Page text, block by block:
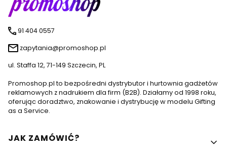
91 404 0557
zapytania@promoshop.pl
ul. Staffa 12, 71-149 Szczecin, PL
Promoshop.pl to bezpośredni dystrybutor i hurtownia gadżetów
reklamowych z nadrukiem dla firm (B2B). Działamy od 1998 roku,
oferując doradztwo, znakowanie i dystrybucję w modelu Gifting
as a Service.
Linki w stopce
JAK ZAMÓWIĆ?